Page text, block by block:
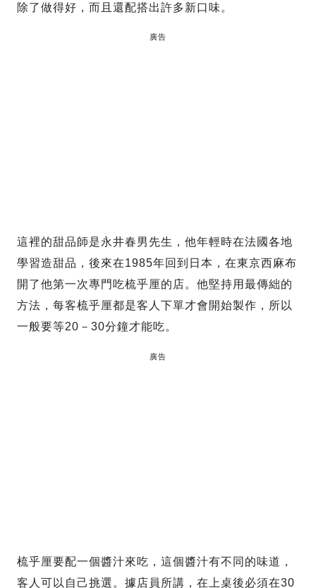
除了做得好，而且還配搭出許多新口味。
廣告
這裡的甜品師是永井春男先生，他年輕時在法國各地
學習造甜品，後來在1985年回到日本，在東京西麻布
開了他第一次專門吃梳乎厘的店。他堅持用最傳絀的
方法，每客梳乎厘都是客人下單才會開始製作，所以
一般要等20－30分鐘才能吃。
廣告
梳乎厘要配一個醬汁來吃，這個醬汁有不同的味道，
客人可以自己挑選。據店員所講，在上桌後必須在30